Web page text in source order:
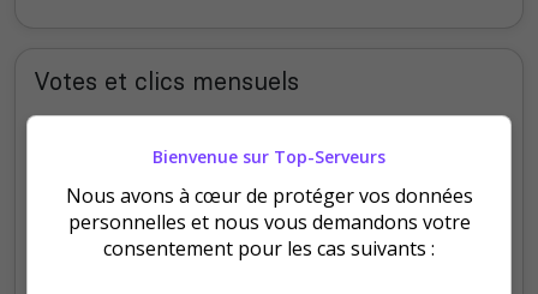
Votes et clics mensuels
200
Bienvenue sur Top-Serveurs
Nous avons à cœur de protéger vos données
personnelles et nous vous demandons votre
consentement pour les cas suivants :